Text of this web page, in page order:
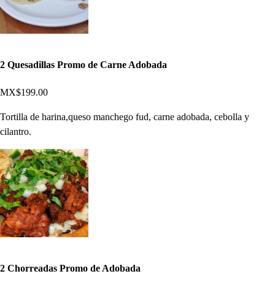
2 Quesadillas Promo de Carne Adobada
MX$199.00
Tortilla de harina,queso manchego fud, carne adobada, cebolla y
cilantro.
2 Chorreadas Promo de Adobada